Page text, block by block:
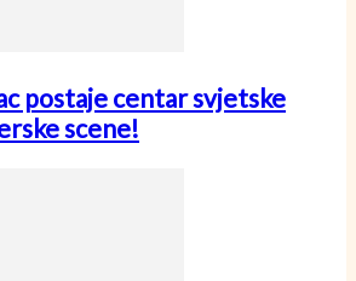
postaje centar svjetske
scene!